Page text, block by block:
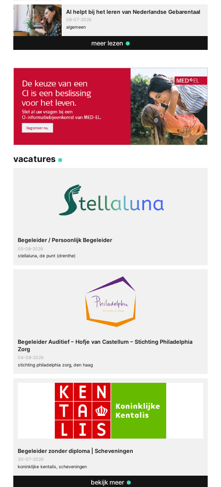
AI helpt bij het leren van Nederlandse Gebarentaal
08-07-2026
algemeen
meer lezen
vacatures
Begeleider / Persoonlijk Begeleider
05-08-2026
stellaluna, de punt (drenthe)
Begeleider Auditief – Hofje van Castellum – Stichting Philadelphia
Zorg
04-08-2026
stichting philadelphia zorg, den haag
Begeleider zonder diploma | Scheveningen
30-07-2026
koninklijke kentalis, scheveningen
bekijk meer